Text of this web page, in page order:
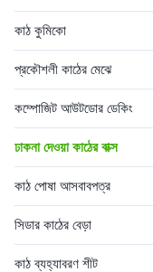
কাঠ কুমিকো
প্রকৌশলী কাঠের মেঝে
কম্পোজিট আউটডোর ডেকিং
ঢাকনা দেওয়া কাঠের বাক্স
কাঠ পোষা আসবাবপত্র
সিডার কাঠের বেড়া
কাঠ ব্যহ্যাবরণ শীট